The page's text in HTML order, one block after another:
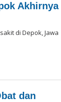
Akhirnya
di Depok, Jawa
dan